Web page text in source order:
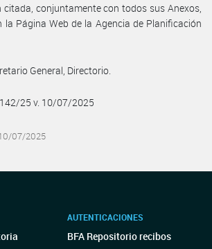
citada, conjuntamente con todos sus Anexos,
la Página Web de la Agencia de Planificación
General, Directorio.
25 v. 10/07/2025
07/2025
AUTENTICACIONES
BFA Repositorio recibos